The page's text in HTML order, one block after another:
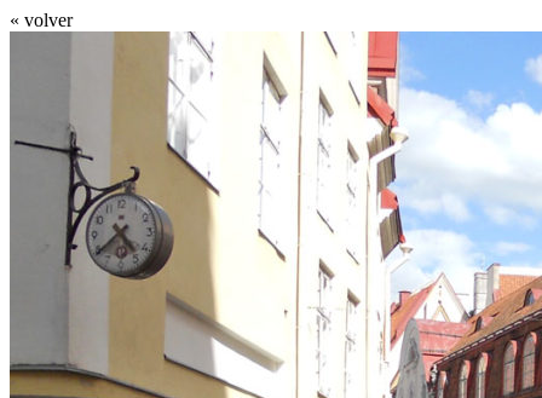
« volver